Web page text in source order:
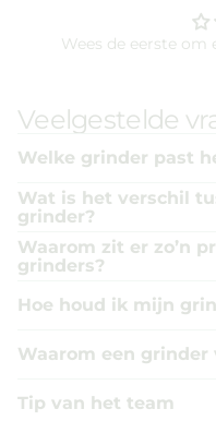
Wees de eerste
Veelgestelde
Welke grinder past
Wat is het verschil
grinder?
Waarom zit er zo’n
grinders?
Hoe houd ik mijn
Waarom een grinder
Tip van het team